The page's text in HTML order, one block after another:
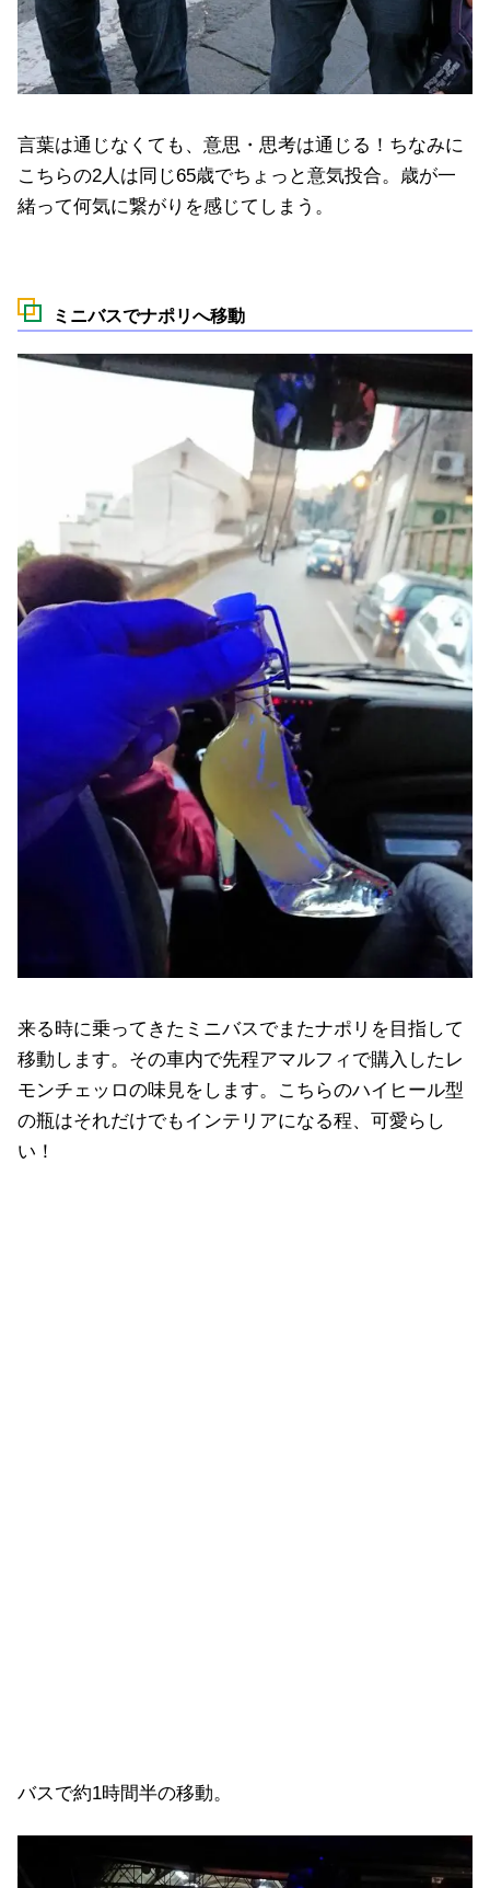
言葉は通じなくても、意思・思考は通じる！ちなみに
こちらの2人は同じ65歳でちょっと意気投合。歳が一
緒って何気に繋がりを感じてしまう。
ミニバスでナポリへ移動
来る時に乗ってきたミニバスでまたナポリを目指して
移動します。その車内で先程アマルフィで購入したレ
モンチェッロの味見をします。こちらのハイヒール型
の瓶はそれだけでもインテリアになる程、可愛らし
い！
バスで約1時間半の移動。